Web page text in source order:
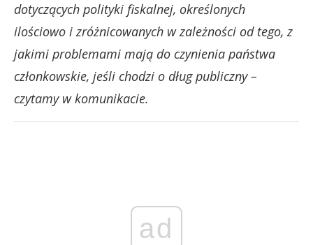
dotyczących polityki fiskalnej, określonych
ilościowo i zróżnicowanych w zależności od tego, z
jakimi problemami mają do czynienia państwa
członkowskie, jeśli chodzi o dług publiczny –
czytamy w komunikacie.
ad